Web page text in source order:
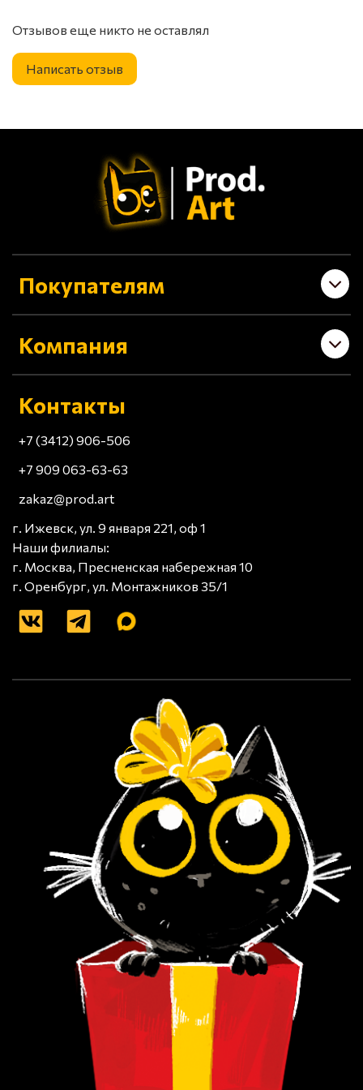
Отзывов еще никто не оставлял
Написать отзыв
Покупателям
Компания
Контакты
+7 (3412) 906-506
+7 909 063-63-63
zakaz@prod.art
г. Ижевск, ул. 9 января 221, оф 1
Наши филиалы:
г. Москва, Пресненская набережная 10
г. Оренбург, ул. Монтажников 35/1